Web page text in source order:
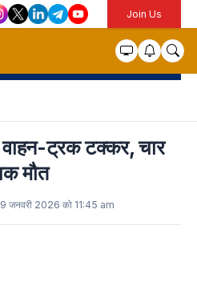
Join Us
ट्रक टक्कर, चार
मौत
जनवरी 2026 को 11:45 am